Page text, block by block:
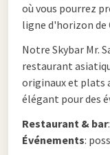
où vous pourrez
ligne d'horizon de
Notre Skybar Mr.
restaurant
originaux et plats
élégant pour des
Restaurant & bar
Événements: